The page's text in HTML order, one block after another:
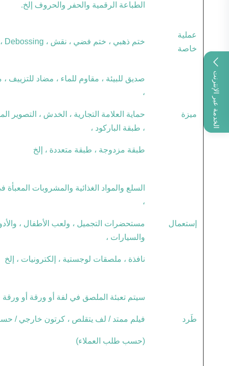
الخدمة عبر الإنترنت
الطباعة الرقمية والحفر والحروف إلخ.
عملية
خاصة
ختم ذهبي ، ختم فضي ، نقش ، Debossing ، بقعة UV ، إلخ.
ميزة
صديق للبيئة ، مقاوم للماء ، مضاد للتزييف
،
حماية العلامة التجارية ، الخدش ، التصوير
، طبقة الباركود ،
طبقة مزدوجة ، طبقة متعددة ، إلخ
إستعمال
السلع والمواد الغذائية والمشروبات المعبأة
،
مستحضرات التجميل ، ولعب الأطفال ،
والسيارات ،
نافذة ، ملصقات لوجستية ، إلكترونيات ، إلخ
طَرد
سيتم تعبئة الملصق في لفة أو ورقة أو ورقة
فيلم ممتد / لف يتقلص ، كرتون خارجي /
(حسب طلب العملاء)